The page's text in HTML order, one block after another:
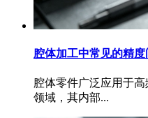
腔体加工中常见的精度
腔体零件广泛应用于
领域，其内部...